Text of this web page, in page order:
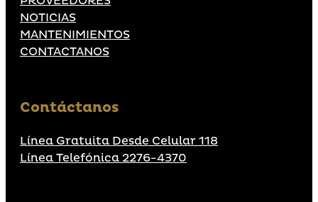
NOTICIAS
MANTENIMIENTOS
CONTACTANOS
Contáctanos
Línea Gratuita Desde Celular 118
Línea Telefónica 2276-4370